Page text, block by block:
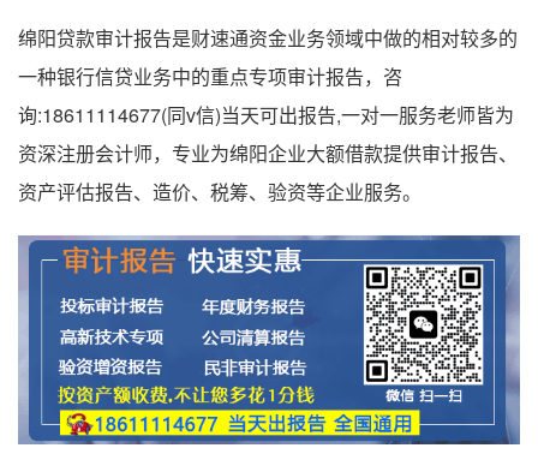
绵阳贷款审计报告是财速通资金业务领域中做的相对较多的
一种银行信贷业务中的重点专项审计报告，咨
询:18611114677(同v信)当天可出报告,一对一服务老师皆为
资深注册会计师，专业为绵阳企业大额借款提供审计报告、
资产评估报告、造价、税筹、验资等企业服务。